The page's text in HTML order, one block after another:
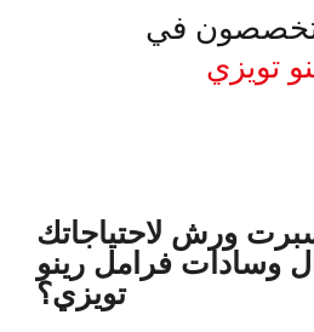
في
تويزي
ورش لاحتياجاتك
وسادات فرامل رينو
تويزي؟